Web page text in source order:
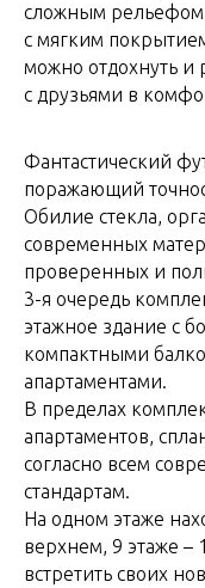
сложным
с мягким
можно отдохнуть и
с друзьями в
Фантастический
поражающий
Обилие стекла,
современных
проверенных и
3-я очередь
этажное здание с
компактными
апартаментами.
В пределах
апартаментов,
согласно всем
стандартам.
На одном этаже
верхнем, 9 этаже –
встретить своих